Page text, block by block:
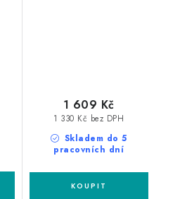
Skladem do 5
pracovních dní
1 330 Kč bez DPH
1 609 Kč